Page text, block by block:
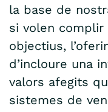
la base de
si volen
objectius,
d’incloure una
valors afegits
sistemes de